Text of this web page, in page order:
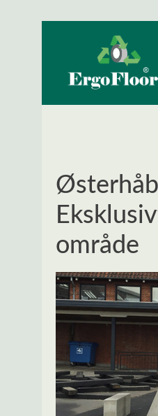
Gå til hovednavigation
område